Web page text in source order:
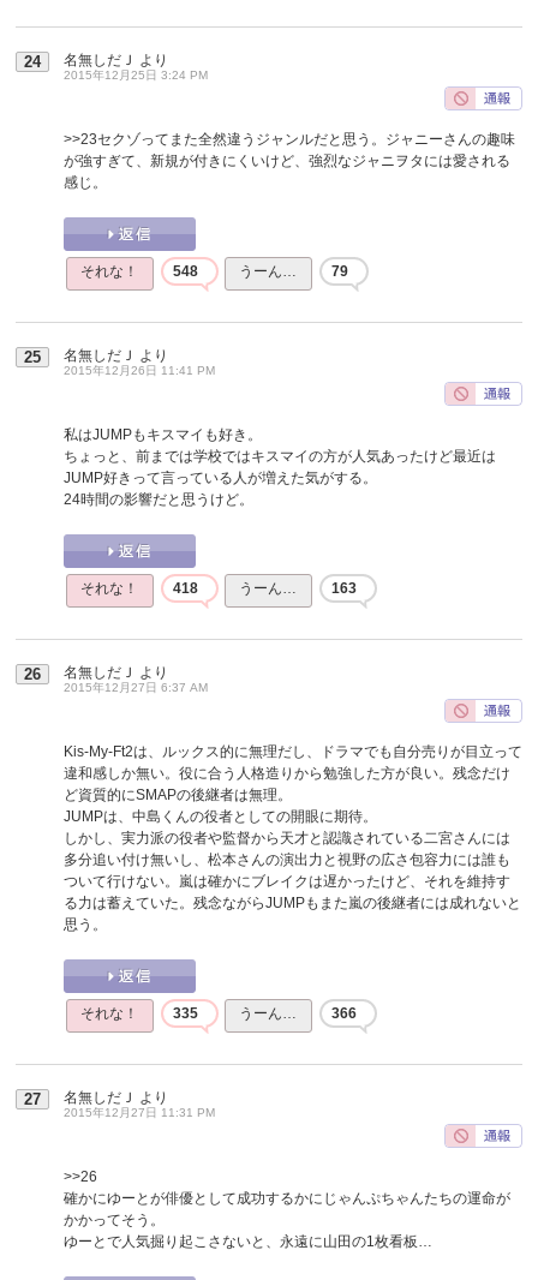
24 名無しだＪ より
2015年12月25日 3:24 PM
>>23セクゾってまた全然違うジャンルだと思う。ジャニーさんの趣味
が強すぎて、新規が付きにくいけど、強烈なジャニヲタには愛される
感じ。
それな！ 548 うーん… 79
25 名無しだＪ より
2015年12月26日 11:41 PM
私はJUMPもキスマイも好き。
ちょっと、前までは学校ではキスマイの方が人気あったけど最近は
JUMP好きって言っている人が増えた気がする。
24時間の影響だと思うけど。
それな！ 418 うーん… 163
26 名無しだＪ より
2015年12月27日 6:37 AM
Kis-My-Ft2は、ルックス的に無理だし、ドラマでも自分売りが目立って
違和感しか無い。役に合う人格造りから勉強した方が良い。残念だけ
ど資質的にSMAPの後継者は無理。
JUMPは、中島くんの役者としての開眼に期待。
しかし、実力派の役者や監督から天才と認識されている二宮さんには
多分追い付け無いし、松本さんの演出力と視野の広さ包容力には誰も
ついて行けない。嵐は確かにブレイクは遅かったけど、それを維持す
る力は蓄えていた。残念ながらJUMPもまた嵐の後継者には成れないと
思う。
それな！ 335 うーん… 366
27 名無しだＪ より
2015年12月27日 11:31 PM
>>26
確かにゆーとが俳優として成功するかにじゃんぷちゃんたちの運命が
かかってそう。
ゆーとで人気掘り起こさないと、永遠に山田の1枚看板…